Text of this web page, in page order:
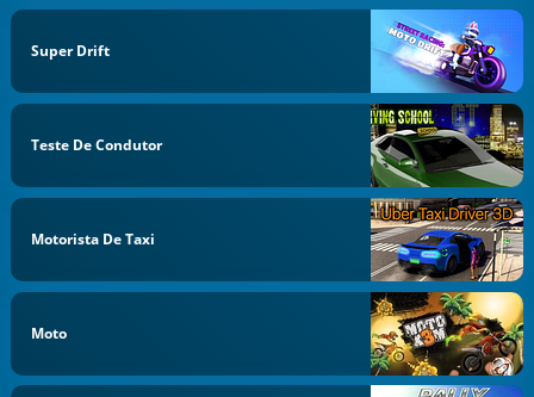
Super Drift
Teste De Condutor
Motorista De Taxi
Moto